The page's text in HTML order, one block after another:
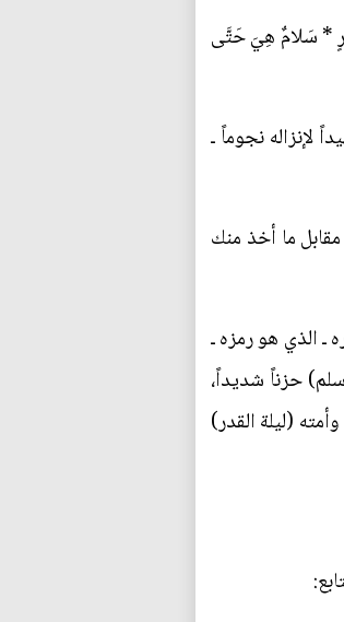
* سَلامٌ هِيَ حَتَّى
لإنزاله نجوماً ـ
ما أخذ منك
ـ الذي هو رمزه ـ
حزناً شديداً،
(ليلة القدر)